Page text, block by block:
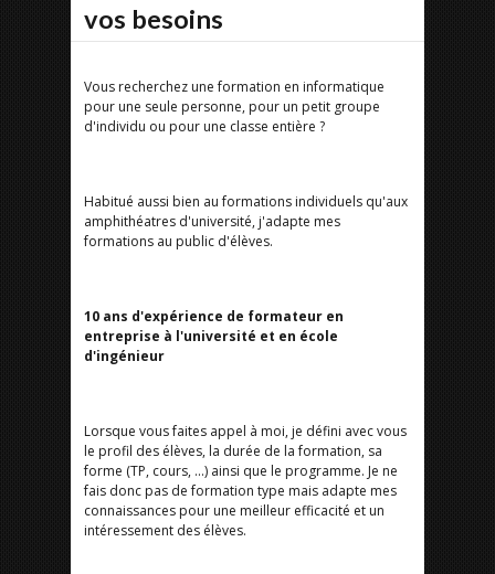
vos besoins
Vous recherchez une formation en informatique
pour une seule personne, pour un petit groupe
d'individu ou pour une classe entière ?
Habitué aussi bien au formations individuels qu'aux
amphithéatres d'université, j'adapte mes
formations au public d'élèves.
10 ans d'expérience de formateur en
entreprise à l'université et en école
d'ingénieur
Lorsque vous faites appel à moi, je défini avec vous
le profil des élèves, la durée de la formation, sa
forme (TP, cours, ...) ainsi que le programme. Je ne
fais donc pas de formation type mais adapte mes
connaissances pour une meilleur efficacité et un
intéressement des élèves.